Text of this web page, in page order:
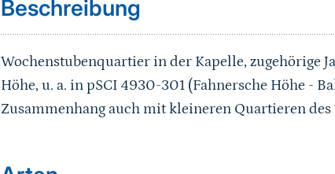
Beschreibung
Wochenstubenquartier in der Kapelle, zugehörige
Höhe, u. a. in pSCI 4930-301 (Fahnersche Höhe -
Zusammenhang auch mit kleineren Quartieren